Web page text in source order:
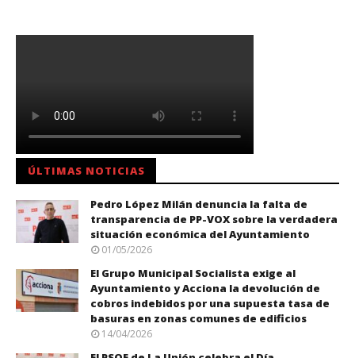
ÚLTIMAS NOTICIAS
Pedro López Milán denuncia la falta de
transparencia de PP-VOX sobre la verdadera
situación económica del Ayuntamiento
01/05/2026
El Grupo Municipal Socialista exige al
Ayuntamiento y Acciona la devolución de
cobros indebidos por una supuesta tasa de
basuras en zonas comunes de edificios
14/04/2026